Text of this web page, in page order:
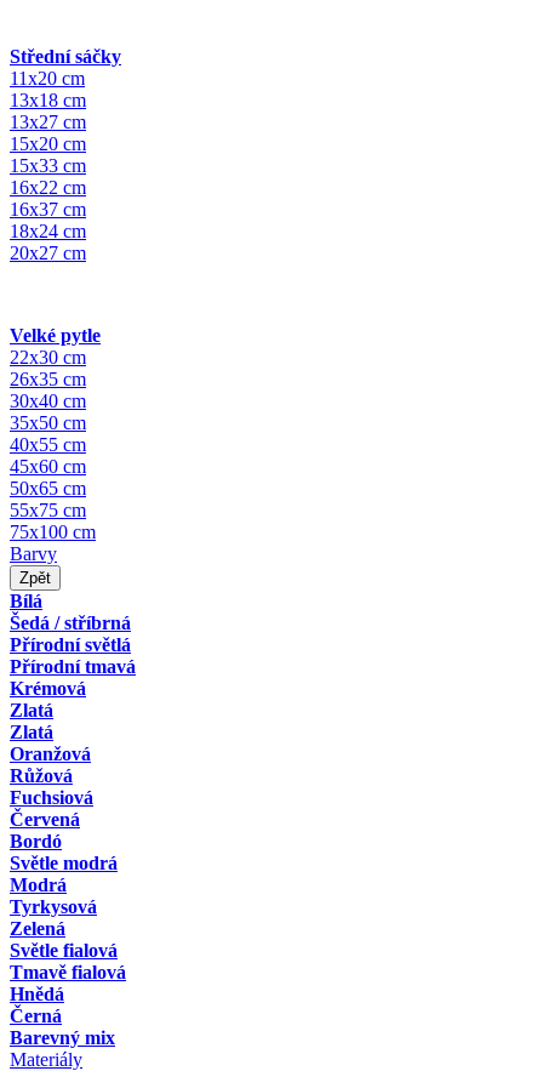
Střední sáčky
11x20 cm
13x18 cm
13x27 cm
15x20 cm
15x33 cm
16x22 cm
16x37 cm
18x24 cm
20x27 cm
Velké pytle
22x30 cm
26x35 cm
30x40 cm
35x50 cm
40x55 cm
45x60 cm
50x65 cm
55x75 cm
75x100 cm
Barvy
Zpět
Bílá
Šedá / stříbrná
Přírodní světlá
Přírodní tmavá
Krémová
Zlatá
Zlatá
Oranžová
Růžová
Fuchsiová
Červená
Bordó
Světle modrá
Modrá
Tyrkysová
Zelená
Světle fialová
Tmavě fialová
Hnědá
Černá
Barevný mix
Materiály